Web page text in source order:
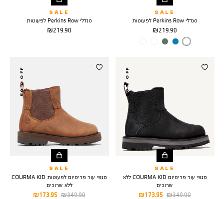
SALE
סנדלי Perkins Row לפעוטות
מחיר
מוצר
219.90 ₪
צבע
BLACK
SALE
סנדלי Perkins Row לפעוטות
מחיר
219.90 ₪
50% OFF
SALE
מגפי עור פרימיום COURMA KID ללא
שרוכים
מחיר
173.95 ₪
מחיר
349.90 ₪
50% OFF
SALE
מגפי עור פרימיום לפעוטות COURMA KID
ללא שרוכים
מחיר
173.95 ₪
מחיר
349.90 ₪